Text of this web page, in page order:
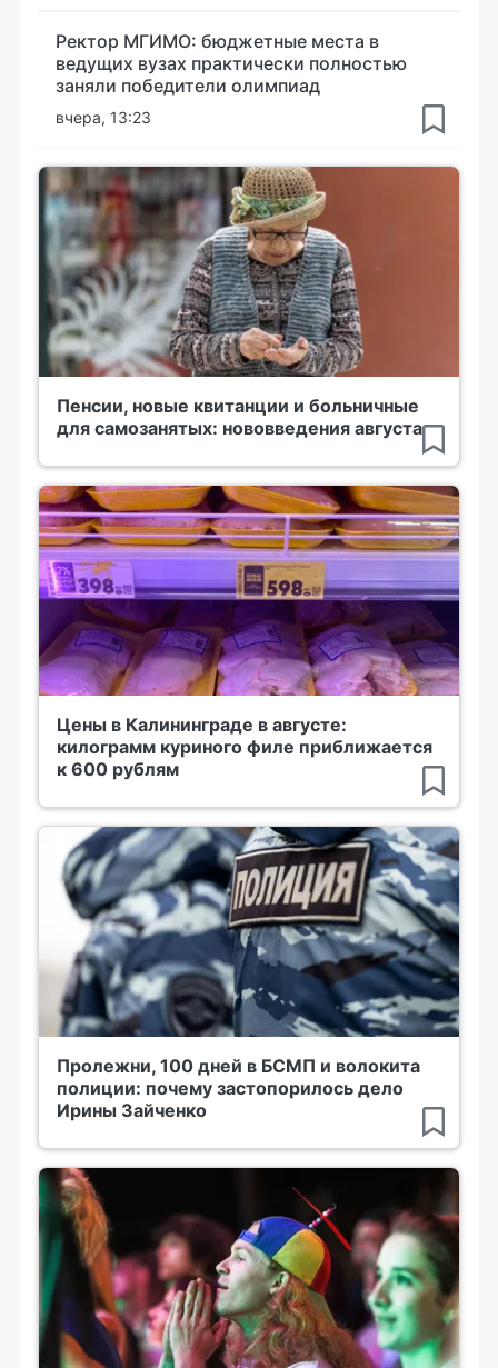
Ректор МГИМО: бюджетные места в
ведущих вузах практически полностью
заняли победители олимпиад
вчера, 13:23
Пенсии, новые квитанции и больничные
для самозанятых: нововведения августа
Цены в Калининграде в августе:
килограмм куриного филе приближается
к 600 рублям
Пролежни, 100 дней в БСМП и волокита
полиции: почему застопорилось дело
Ирины Зайченко